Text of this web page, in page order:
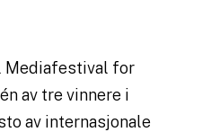
Mediafestival for
av tre vinnere i
av internasjonale